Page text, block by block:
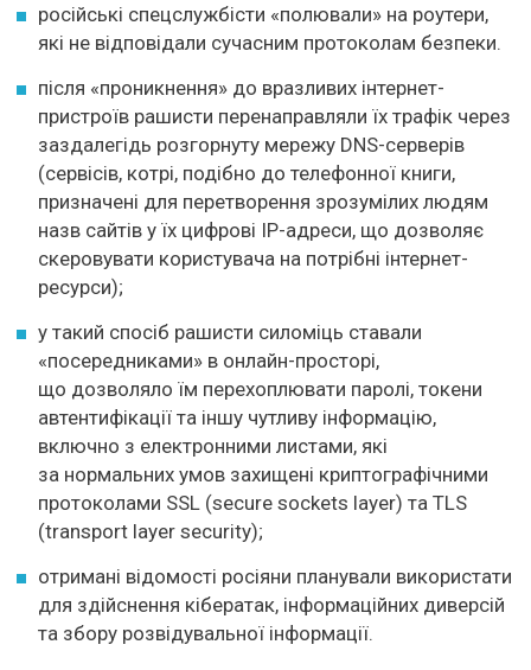
російські спецслужбісти «полювали» на роутери,
які не відповідали сучасним протоколам безпеки.
після «проникнення» до вразливих інтернет-
пристроїв рашисти перенаправляли їх трафік через
заздалегідь розгорнуту мережу DNS-серверів
(сервісів, котрі, подібно до телефонної книги,
призначені для перетворення зрозумілих людям
назв сайтів у їх цифрові ІР-адреси, що дозволяє
скеровувати користувача на потрібні інтернет-
ресурси);
у такий спосіб рашисти силоміць ставали
«посередниками» в онлайн-просторі,
що дозволяло їм перехоплювати паролі, токени
автентифікації та іншу чутливу інформацію,
включно з електронними листами, які
за нормальних умов захищені криптографічними
протоколами SSL (secure sockets layer) та TLS
(transport layer security);
отримані відомості росіяни планували використати
для здійснення кібератак, інформаційних диверсій
та збору розвідувальної інформації.